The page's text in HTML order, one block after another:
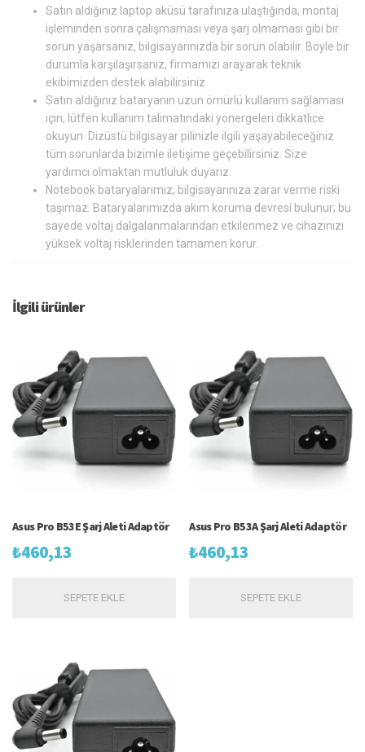
Satın aldığınız laptop aküsü tarafınıza ulaştığında, montaj
işleminden sonra çalışmaması veya şarj olmaması gibi bir
sorun yaşarsanız, bilgisayarınızda bir sorun olabilir. Böyle bir
durumla karşılaşırsanız, firmamızı arayarak teknik
ekibimizden destek alabilirsiniz
Satın aldığınız bataryanın uzun ömürlü kullanım sağlaması
için, lütfen kullanım talimatındaki yönergeleri dikkatlice
okuyun. Dizüstü bilgisayar pilinizle ilgili yaşayabileceğiniz
tüm sorunlarda bizimle iletişime geçebilirsiniz. Size
yardımcı olmaktan mutluluk duyarız.
Notebook bataryalarımız, bilgisayarınıza zarar verme riski
taşımaz. Bataryalarımızda akım koruma devresi bulunur; bu
sayede voltaj dalgalanmalarından etkilenmez ve cihazınızı
yüksek voltaj risklerinden tamamen korur.
İlgili ürünler
Asus Pro B53E Şarj Aleti Adaptör
₺460,13
SEPETE EKLE
Asus Pro B53A Şarj Aleti Adaptör
₺460,13
SEPETE EKLE